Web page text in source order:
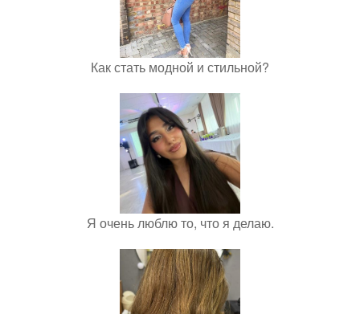
Как стать модной и стильной?
Я очень люблю то, что я делаю.